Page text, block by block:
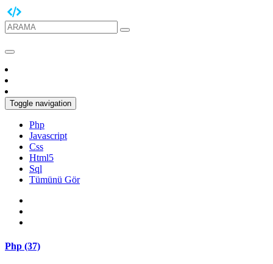
Toggle navigation
Php
Javascript
Css
Html5
Sql
Tümünü Gör
Php (37)